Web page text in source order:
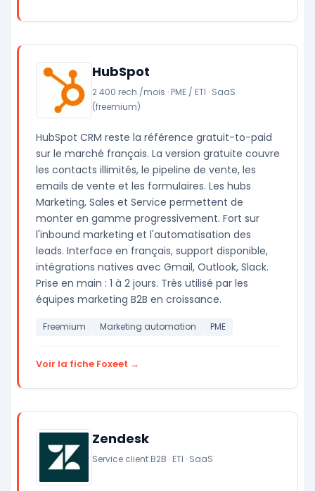
HubSpot
2 400 rech./mois · PME / ETI · SaaS
(freemium)
HubSpot CRM reste la référence gratuit-to-paid
sur le marché français. La version gratuite couvre
les contacts illimités, le pipeline de vente, les
emails de vente et les formulaires. Les hubs
Marketing, Sales et Service permettent de
monter en gamme progressivement. Fort sur
l'inbound marketing et l'automatisation des
leads. Interface en français, support disponible,
intégrations natives avec Gmail, Outlook, Slack.
Prise en main : 1 à 2 jours. Très utilisé par les
équipes marketing B2B en croissance.
Freemium Marketing automation PME
Voir la fiche Foxeet →
Zendesk
Service client B2B · ETI · SaaS